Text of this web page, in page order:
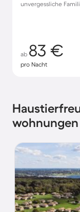
unvergessliche
ab 83 €
pro Nacht